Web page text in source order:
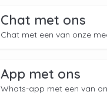
Chat met ons
Chat met een van onze
App met ons
Whats-app met een van